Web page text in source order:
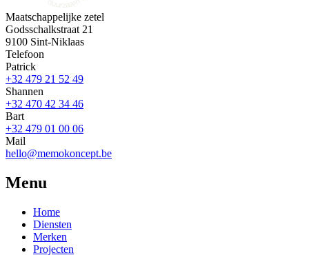
Maatschappelijke zetel
Godsschalkstraat 21
9100 Sint-Niklaas
Telefoon
Patrick
+32 479 21 52 49
Shannen
+32 470 42 34 46
Bart
+32 479 01 00 06
Mail
hello@memokoncept.be
Menu
Home
Diensten
Merken
Projecten